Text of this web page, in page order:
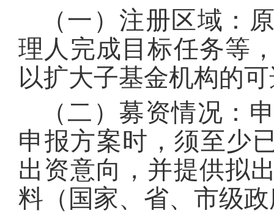
（一）注册区域：
理人完成目标任务等
以扩大子基金机构的
（二）募资情况：
申报方案时，须至少
出资意向，并提供拟
料（国家、省、市级